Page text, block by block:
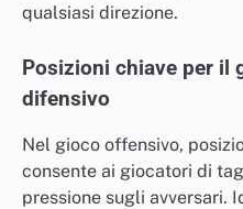
qualsiasi direzione.
Posizioni chiave per il
difensivo
Nel gioco offensivo,
consente ai giocatori di
pressione sugli avversari.